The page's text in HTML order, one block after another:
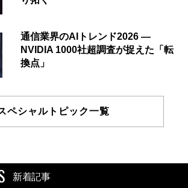
通信業界のAIトレンド2026 ―
NVIDIA 1000社超調査が捉えた「転
換点」
ペシャルトピック一覧
新着記事